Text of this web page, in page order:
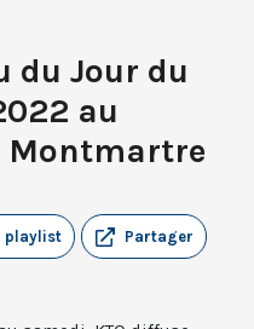
du Jour du
au
Montmartre
Partager
playlist